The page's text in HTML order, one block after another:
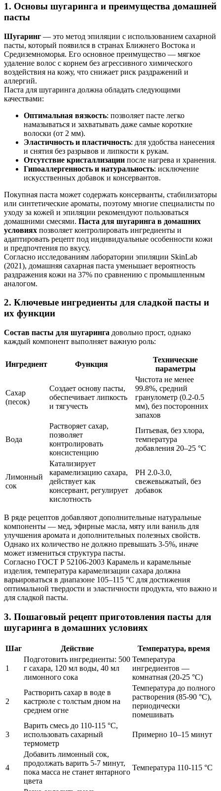
1. Основы шугаринга и преимущества домашней
пасты
Шугаринг — это метод эпиляции с использованием сахарной
пасты, который появился в странах Ближнего Востока и
Средиземноморья. Его основное преимущество — мягкое
удаление волос с корнем без агрессивного химического
воздействия на кожу, что снижает риск раздражений и
аллергий.
Паста для шугаринга должна обладать следующими
качествами:
Оптимальная вязкость: позволяет пасте легко
намазываться и захватывать даже самые короткие
волоски (от 2 мм).
Эластичность и пластичность: для удобства нанесения
и снятия без разрывов и липкости к рукам.
Отсутствие кристаллизации после нагрева и хранения.
Гипоаллергенность и натуральность: исключение
искусственных добавок и консервантов.
Покупная паста может содержать консерванты, стабилизаторы
или синтетические ароматы, поэтому многие специалисты по
уходу за кожей и эпиляции рекомендуют пользоваться
домашними смесями. Паста для шугаринга в домашних
условиях позволяет контролировать ингредиенты и
адаптировать рецепт под индивидуальные особенности кожи
и предпочтения по вкусу.
Согласно исследованиям лаборатории эпиляции SkinLab
(2021), домашняя сахарная паста уменьшает вероятность
раздражения кожи на 37% по сравнению с промышленным
аналогом.
2. Ключевые ингредиенты для сладкой пасты и
их функции
Состав пасты для шугаринга довольно прост, однако
каждый компонент выполняет важную роль:
Ингредиент Функция
Технические
параметры
Сахар
(песок)
Создает основу пасты,
обеспечивает липкость
и тягучесть
Чистота не менее
99.8%, средний
гранулометр (0.2-0.5
мм), без посторонних
запахов
Вода
Растворяет сахар,
позволяет
контролировать
консистенцию
Питьевая, без хлора,
температура
добавления 20–25 °C
Лимонный
сок
Катализирует
карамелизацию сахара,
действует как
консервант, регулирует
кислотность
РН 2.0-3.0,
свежевыжатый, без
добавок
В ряде рецептов добавляют дополнительные натуральные
компоненты — мед, эфирные масла, мяту или ваниль для
улучшения аромата и дополнительных полезных свойств.
Однако их количество не должно превышать 3-5%, иначе
может измениться структура пасты.
Согласно ГОСТ Р 52106-2003 Карамель и карамельные
изделия, температура карамелизации сахара должна
варьироваться в диапазоне 105–115 °C для достижения
оптимальной твердости и эластичности продукта, что важно и
для сладкой пасты.
3. Пошаговый рецепт приготовления пасты для
шугаринга в домашних условиях
Шаг Действие Температура, время
1
Подготовить ингредиенты: 500
г сахара, 120 мл воды, 40 мл
лимонного сока
Температура
ингредиентов —
комнатная (20-25 °C)
2
Растворить сахар в воде в
кастрюле с толстым дном на
среднем огне
Температура до полного
растворения (85-90 °C),
периодически
помешивать
3
Варить смесь до 110-115 °C,
использовать сахарный
термометр
Примерно 10–15 минут
4
Добавить лимонный сок,
продолжать варить 5-7 минут,
пока масса не станет янтарного
цвета
Температура 110-115 °C